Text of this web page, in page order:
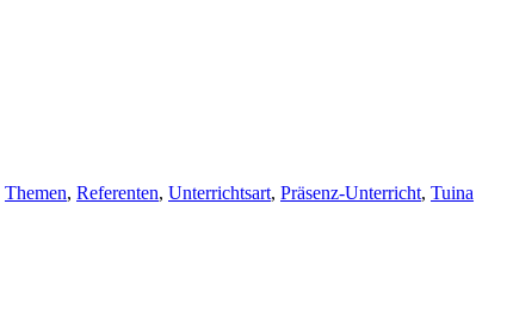
Themen, Referenten, Unterrichtsart, Präsenz-Unterricht, Tuina